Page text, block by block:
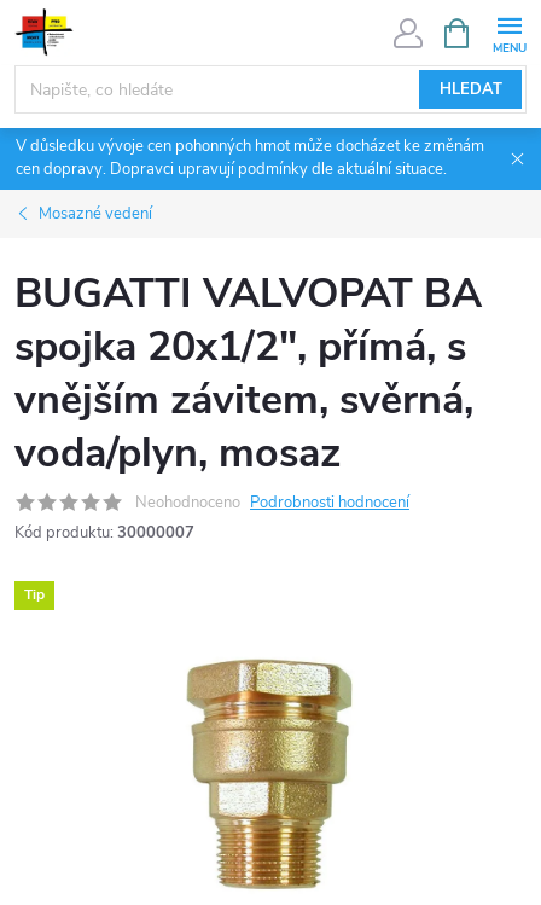
Přejít
obsah
HLEDAT
NÁKUPNÍ
KOŠÍK
V důsledku vývoje cen pohonných hmot může docházet ke změnám
cen dopravy. Dopravci upravují podmínky dle aktuální situace.
Mosazné vedení
BUGATTI VALVOPAT BA
spojka 20x1/2", přímá, s
vnějším závitem, svěrná,
voda/plyn, mosaz
Neohodnoceno Podrobnosti hodnocení
Kód produktu: 30000007
Tip